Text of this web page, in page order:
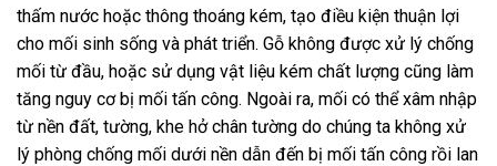
thấm nước hoặc thông thoáng kém, tạo điều kiện thuận lợi
cho mối sinh sống và phát triển. Gỗ không được xử lý chống
mối từ đầu, hoặc sử dụng vật liệu kém chất lượng cũng làm
tăng nguy cơ bị mối tấn công. Ngoài ra, mối có thể xâm nhập
từ nền đất, tường, khe hở chân tường do chúng ta không xử
lý phòng chống mối dưới nền dẫn đến bị mối tấn công rồi lan